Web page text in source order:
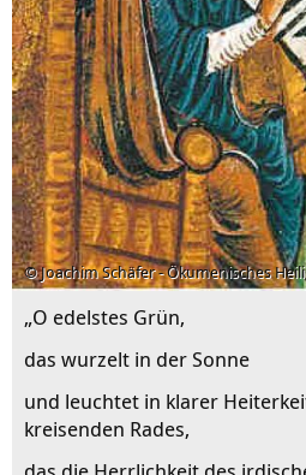
© Joachim Schäfer - Ökumenisches
„O edelstes Grün,
das wurzelt in der Sonne
und leuchtet in klarer
kreisenden Rades,